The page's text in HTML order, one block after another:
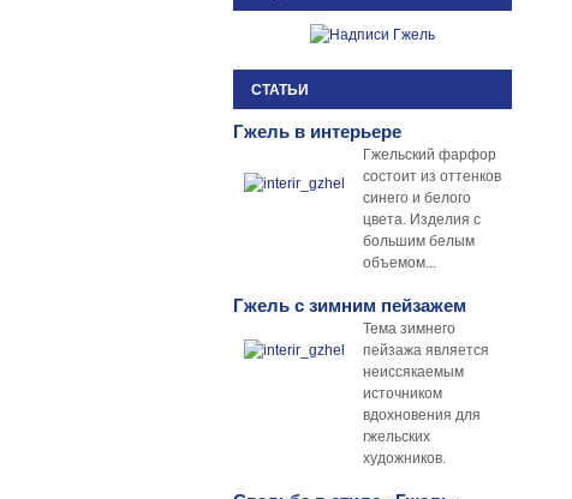
СТАТЬИ
Гжель в интерьере
Гжельский фарфор
состоит из оттенков
синего и белого
цвета. Изделия с
большим белым
объемом...
Гжель с зимним пейзажем
Тема зимнего
пейзажа является
неиссякаемым
источником
вдохновения для
гжельских
художников.